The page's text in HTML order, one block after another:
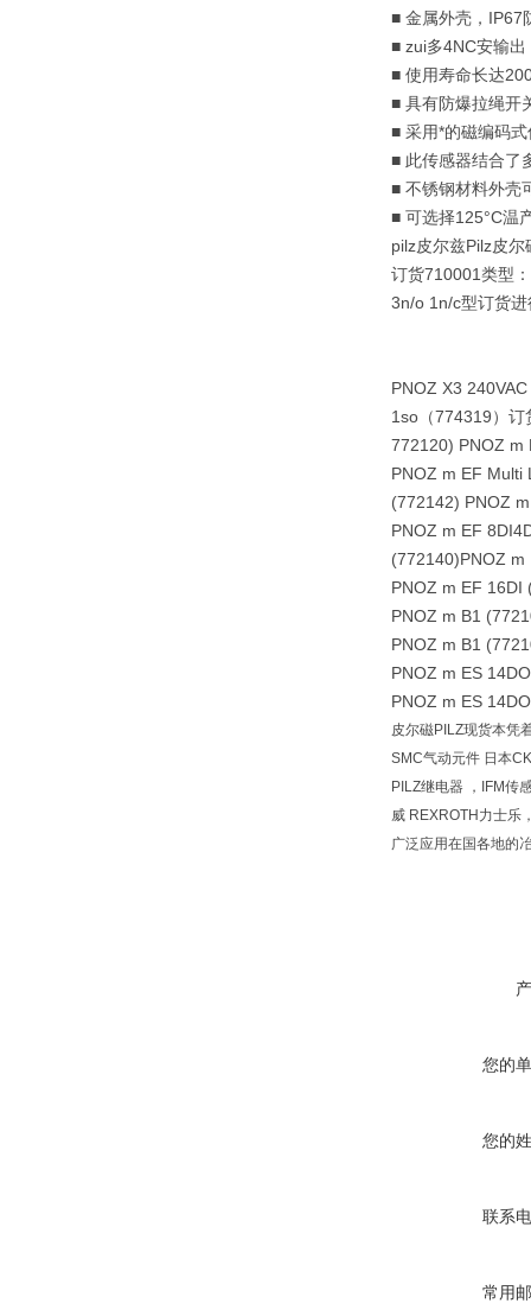
■ 金属外壳，IP67
■ zui多4NC安输
■ 使用寿命长达
■ 具有防爆拉绳开
■ 采用*的磁编码
■ 此传感器结合了
■ 不锈钢材料外壳
■ 可选择125°C温
pilz皮尔兹Pilz皮
订货710001类型
3n/o 1n/c型订货
PNOZ X3
1so（774319）订
772120) PNOZ
PNOZ m EF Multi
(772142) PNOZ
PNOZ m EF
(772140)PNOZ
PNOZ m EF 16DI
PNOZ m B1
PNOZ m B1
PNOZ m ES
PNOZ m ES
皮尔磁PILZ现货本凭
SMC气动元件 日本
PILZ继电器 ，IFM传
威 REXROTH力士乐
广泛应用在国各地的
您的
您的
联系
常用